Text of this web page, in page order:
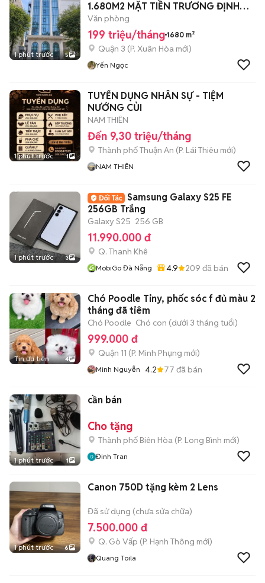
1 phút trước 5
1.680M2 MẶT TIỀN TRƯƠNG ĐỊNH
QUẬN 3
Văn phòng
199 triệu/tháng 1680 m²
Quận 3 (P. Xuân Hòa mới)
Yến Ngọc
1 phút trước 1
TUYỂN DỤNG NHÂN SỰ - TIỆM
NƯỚNG CỦI
NAM THIÊN
Đến 9,30 triệu/tháng
Thành phố Thuận An (P. Lái Thiêu mới)
NAM THIÊN
1 phút trước 3
Samsung Galaxy S25 FE
256GB Trắng
Galaxy S25 256 GB
11.990.000 đ
Q. Thanh Khê
MobiGo Đà Nẵng 4.9 209 đã bán
Tin ưu tiên 4
Chó Poodle Tiny, phốc sóc f đủ màu 2
tháng đã tiêm
Chó Poodle Chó con (dưới 3 tháng tuổi)
999.000 đ
Quận 11 (P. Minh Phụng mới)
Minh Nguyễn 4.2 77 đã bán
1 phút trước 1
cần bán
Cho tặng
Thành phố Biên Hòa (P. Long Bình mới)
Đinh Tran
1 phút trước 6
Canon 750D tặng kèm 2 Lens
Đã sử dụng (chưa sửa chữa)
7.500.000 đ
Q. Gò Vấp (P. Hạnh Thông mới)
Quang Toila